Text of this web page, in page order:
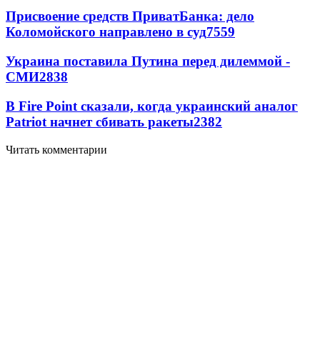
Присвоение средств ПриватБанка: дело
Коломойского направлено в суд7559
Украина поставила Путина перед дилеммой -
СМИ2838
В Fire Point сказали, когда украинский аналог
Patriot начнет сбивать ракеты2382
Читать комментарии